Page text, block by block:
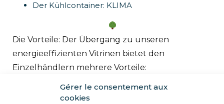
Gérer le consentement aux
cookies
Der Kühlcontainer: KLIMA
Die Vorteile: Der Übergang zu unseren
energieeffizienten Vitrinen bietet den
Einzelhändlern mehrere Vorteile:
Deutliche Senkung der Energiekosten (je nach
Modell von 76 % auf 92 %).